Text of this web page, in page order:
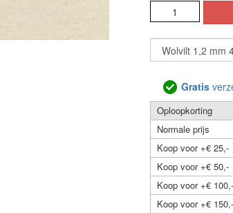
Gratis
Oploopkorting
Normale prijs
Koop voor +€ 25,-
Koop voor +€ 50,-
Koop voor +€ 100,-
Koop voor +€ 150,-